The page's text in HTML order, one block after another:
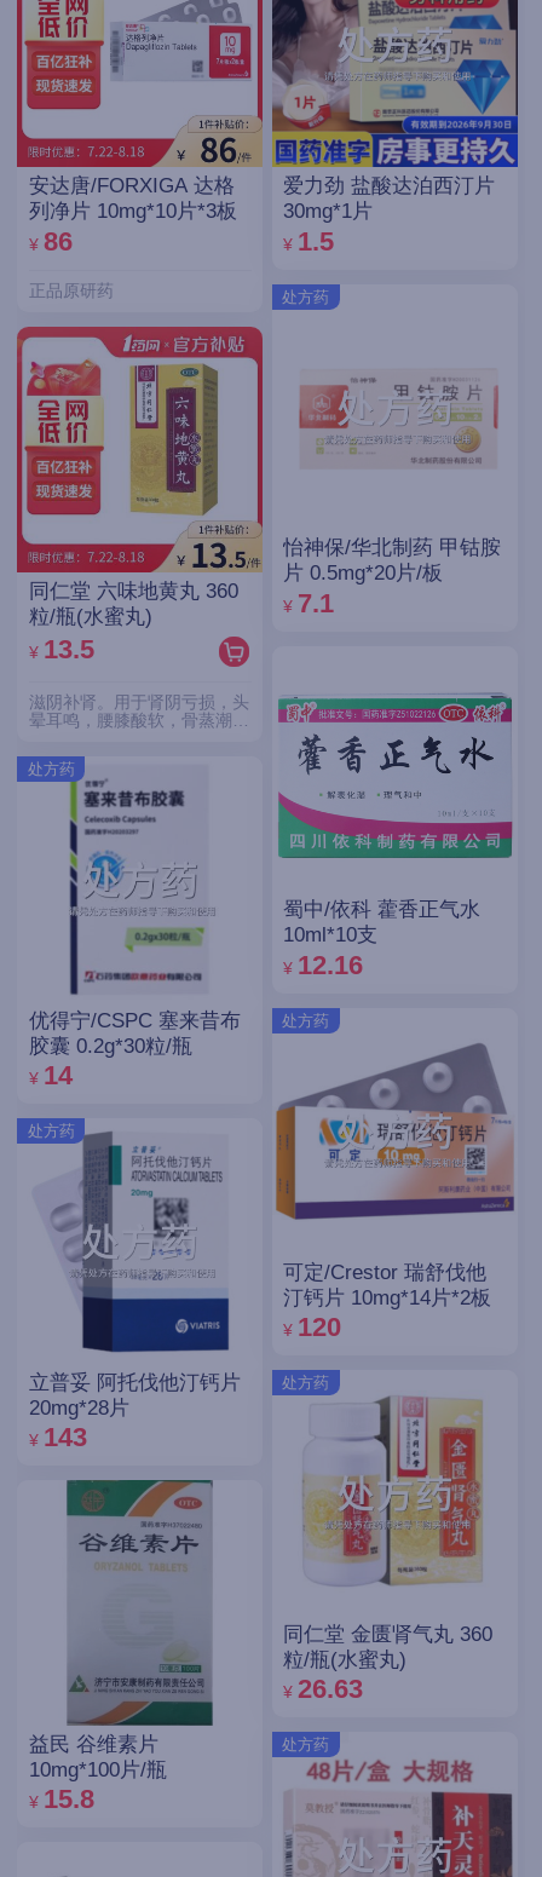
安达唐/FORXIGA 达格
列净片 10mg*10片*3板
¥ 86
正品原研药
同仁堂 六味地黄丸 360
粒/瓶(水蜜丸)
¥ 13.5
滋阴补肾。用于肾阴亏损，头
晕耳鸣，腰膝酸软，骨蒸潮
处方药
优得宁/CSPC 塞来昔布
胶囊 0.2g*30粒/瓶
¥ 14
处方药
立普妥 阿托伐他汀钙片
20mg*28片
¥ 143
益民 谷维素片
10mg*100片/瓶
¥ 15.8
爱力劲 盐酸达泊西汀片
30mg*1片
¥ 1.5
处方药
怡神保/华北制药 甲钴胺
片 0.5mg*20片/板
¥ 7.1
蜀中/依科 藿香正气水
10ml*10支
¥ 12.16
处方药
可定/Crestor 瑞舒伐他
汀钙片 10mg*14片*2板
¥ 120
处方药
同仁堂 金匮肾气丸 360
粒/瓶(水蜜丸)
¥ 26.63
处方药